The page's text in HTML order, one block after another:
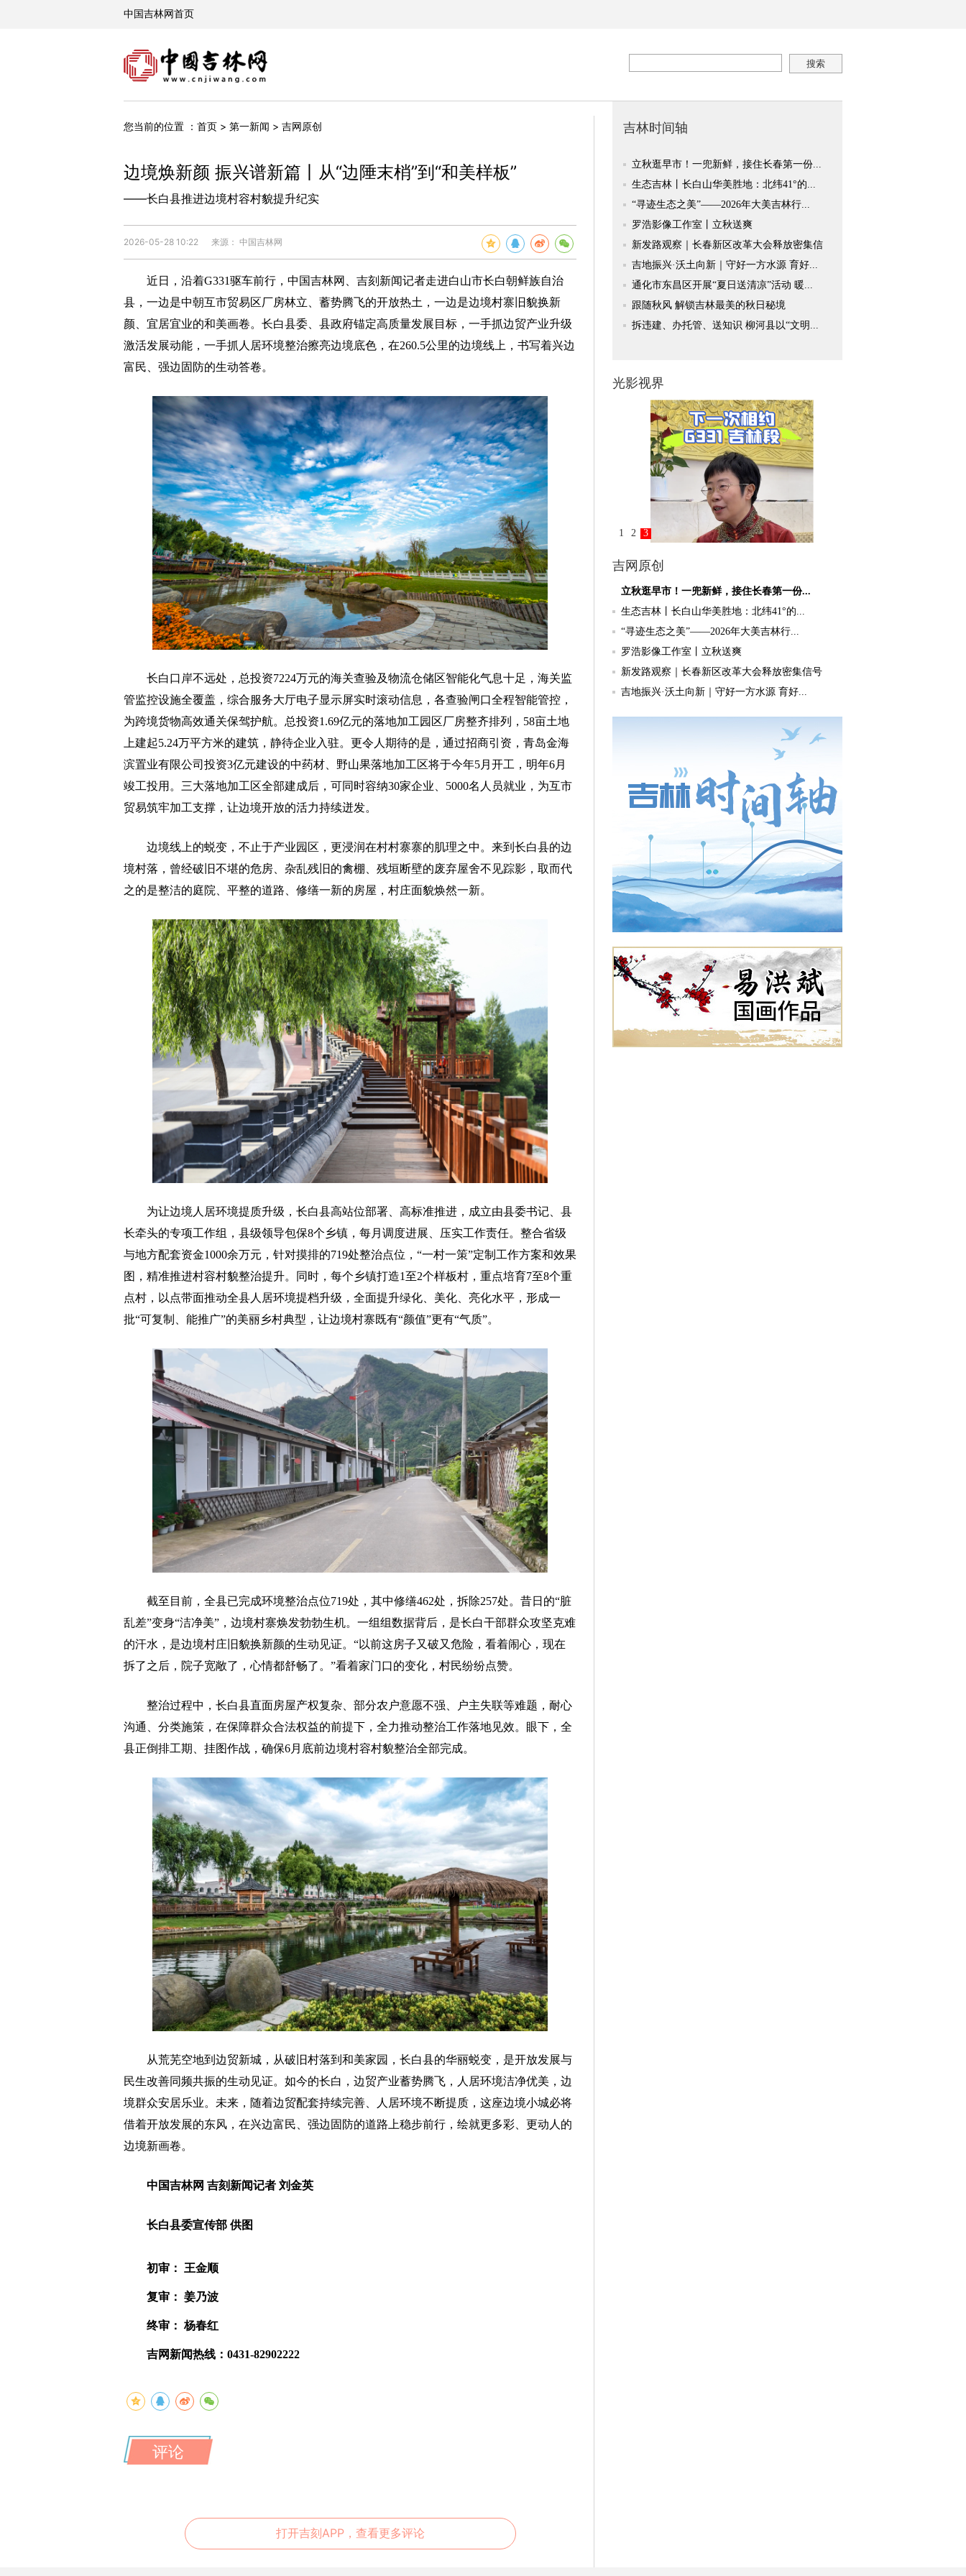
您当前的位置 ： 首页 > 第一新闻 > 吉网原创
边境焕新颜 振兴谱新篇丨从“边陲末梢”到“和美样板”
——长白县推进边境村容村貌提升纪实
2026-05-28 10:22 来源： 中国吉林网
近日，沿着G331驱车前行，中国吉林网、吉刻新闻记者走进白山市长白朝鲜族自治
县，一边是中朝互市贸易区厂房林立、蓄势腾飞的开放热土，一边是边境村寨旧貌换新
颜、宜居宜业的和美画卷。长白县委、县政府锚定高质量发展目标，一手抓边贸产业升级
激活发展动能，一手抓人居环境整治擦亮边境底色，在260.5公里的边境线上，书写着兴边
富民、强边固防的生动答卷。
长白口岸不远处，总投资7224万元的海关查验及物流仓储区智能化气息十足，海关监
管监控设施全覆盖，综合服务大厅电子显示屏实时滚动信息，各查验闸口全程智能管控，
为跨境货物高效通关保驾护航。总投资1.69亿元的落地加工园区厂房整齐排列，58亩土地
上建起5.24万平方米的建筑，静待企业入驻。更令人期待的是，通过招商引资，青岛金海
滨置业有限公司投资3亿元建设的中药材、野山果落地加工区将于今年5月开工，明年6月
竣工投用。三大落地加工区全部建成后，可同时容纳30家企业、5000名人员就业，为互市
贸易筑牢加工支撑，让边境开放的活力持续迸发。
边境线上的蜕变，不止于产业园区，更浸润在村村寨寨的肌理之中。来到长白县的边
境村落，曾经破旧不堪的危房、杂乱残旧的禽棚、残垣断壁的废弃屋舍不见踪影，取而代
之的是整洁的庭院、平整的道路、修缮一新的房屋，村庄面貌焕然一新。
为让边境人居环境提质升级，长白县高站位部署、高标准推进，成立由县委书记、县
长牵头的专项工作组，县级领导包保8个乡镇，每月调度进展、压实工作责任。整合省级
与地方配套资金1000余万元，针对摸排的719处整治点位，“一村一策”定制工作方案和效果
图，精准推进村容村貌整治提升。同时，每个乡镇打造1至2个样板村，重点培育7至8个重
点村，以点带面推动全县人居环境提档升级，全面提升绿化、美化、亮化水平，形成一
批“可复制、能推广”的美丽乡村典型，让边境村寨既有“颜值”更有“气质”。
截至目前，全县已完成环境整治点位719处，其中修缮462处，拆除257处。昔日的“脏
乱差”变身“洁净美”，边境村寨焕发勃勃生机。一组组数据背后，是长白干部群众攻坚克难
的汗水，是边境村庄旧貌换新颜的生动见证。“以前这房子又破又危险，看着闹心，现在
拆了之后，院子宽敞了，心情都舒畅了。”看着家门口的变化，村民纷纷点赞。
整治过程中，长白县直面房屋产权复杂、部分农户意愿不强、户主失联等难题，耐心
沟通、分类施策，在保障群众合法权益的前提下，全力推动整治工作落地见效。眼下，全
县正倒排工期、挂图作战，确保6月底前边境村容村貌整治全部完成。
从荒芜空地到边贸新城，从破旧村落到和美家园，长白县的华丽蜕变，是开放发展与
民生改善同频共振的生动见证。如今的长白，边贸产业蓄势腾飞，人居环境洁净优美，边
境群众安居乐业。未来，随着边贸配套持续完善、人居环境不断提质，这座边境小城必将
借着开放发展的东风，在兴边富民、强边固防的道路上稳步前行，绘就更多彩、更动人的
边境新画卷。
中国吉林网 吉刻新闻记者 刘金英
长白县委宣传部 供图
初审： 王金顺
复审： 姜乃波
终审： 杨春红
吉网新闻热线：0431-82902222
评论
打开吉刻APP，查看更多评论